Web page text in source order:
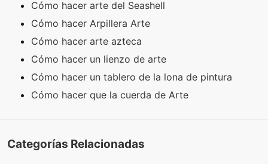
Cómo hacer arte del Seashell
Cómo hacer Arpillera Arte
Cómo hacer arte azteca
Cómo hacer un lienzo de arte
Cómo hacer un tablero de la lona de pintura
Cómo hacer que la cuerda de Arte
Categorías Relacionadas